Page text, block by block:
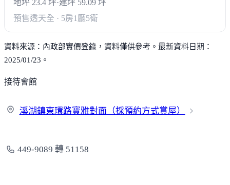
地坪 23.4 坪·建坪 59.09 坪
預售透天全 · 5房1廳5衛
資料來源：內政部實價登錄，資料僅供參考。最新資料日期：
2025/01/23。
接待會館
溪湖鎮東環路寶雅對面（採預約方式賞屋）
449-9089 轉 51158